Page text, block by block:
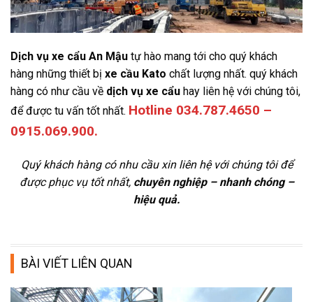
Dịch vụ xe cẩu An Mậu tự hào mang tới cho quý khách
hàng những thiết bị xe cầu Kato chất lượng nhất. quý khách
hàng có như cầu về dịch vụ xe cẩu hay liên hệ với chúng tôi,
để được tu vấn tốt nhất. Hotline 034.787.4650 –
0915.069.900.
Quý khách hàng có nhu cầu xin liên hệ với chúng tôi để
được phục vụ tốt nhất, chuyên nghiệp – nhanh chóng –
hiệu quả.
BÀI VIẾT LIÊN QUAN